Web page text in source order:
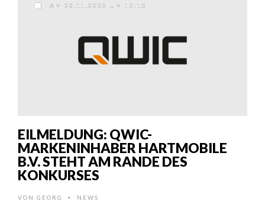
AM 20.11.2023 UM 12:10
EILMELDUNG: QWIC-
MARKENINHABER HARTMOBILE
B.V. STEHT AM RANDE DES
KONKURSES
VON GEORG • NEWS